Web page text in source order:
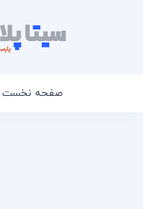
صفحه نخست